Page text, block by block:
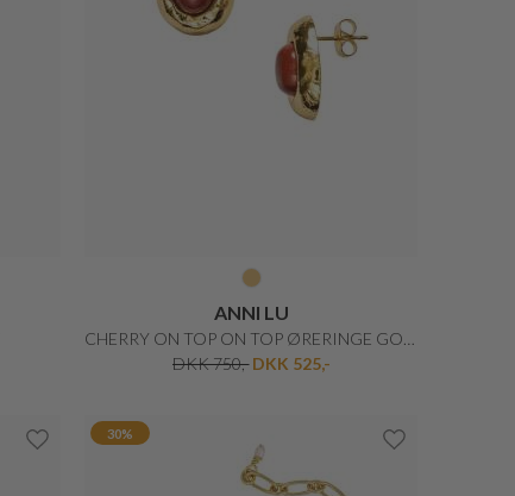
ANNI LU
DKK 750,- DKK 525,-
30%